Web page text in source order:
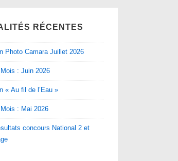
RÉCENTES
Photo Camara Juillet 2026
: Juin 2026
« Au fil de l’Eau »
: Mai 2026
concours National 2 et